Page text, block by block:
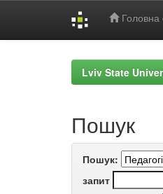
Головна
Lviv State
Пошук
Пошук:
запит